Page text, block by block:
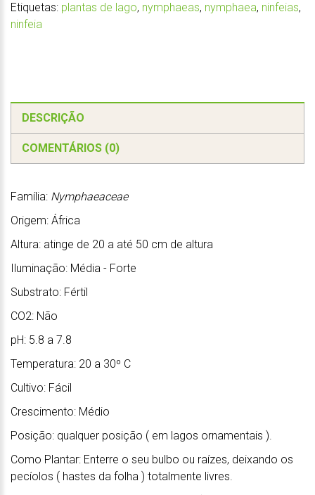
Etiquetas: plantas de lago, nymphaeas, nymphaea, ninfeias,
ninfeia
DESCRIÇÃO
COMENTÁRIOS (0)
Família: Nymphaeaceae
Origem: África
Altura: atinge de 20 a até 50 cm de altura
Iluminação: Média - Forte
Substrato: Fértil
CO2: Não
pH: 5.8 a 7.8
Temperatura: 20 a 30º C
Cultivo: Fácil
Crescimento: Médio
Posição: qualquer posição ( em lagos ornamentais ).
Como Plantar: Enterre o seu bulbo ou raízes, deixando os
pecíolos ( hastes da folha ) totalmente livres.